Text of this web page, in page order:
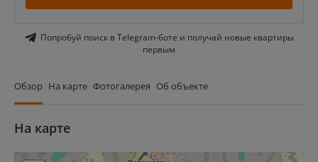
Попробуй поиск в Telegram-боте и получай новые квартиры
первым
Обзор На карте Фотогалерея Об объекте
На карте